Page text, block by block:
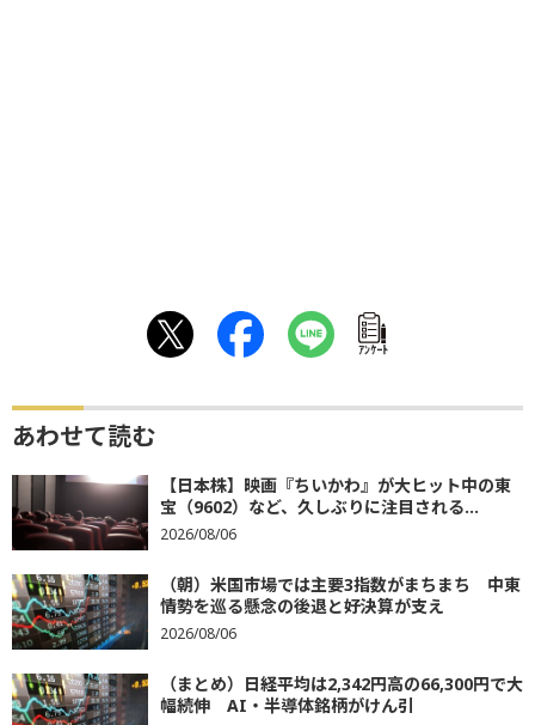
ｱﾝｹｰﾄ
あわせて読む
【日本株】映画『ちいかわ』が大ヒット中の東
宝（9602）など、久しぶりに注目される...
2026/08/06
（朝）米国市場では主要3指数がまちまち 中東
情勢を巡る懸念の後退と好決算が支え
2026/08/06
（まとめ）日経平均は2,342円高の66,300円で大
幅続伸 AI・半導体銘柄がけん引